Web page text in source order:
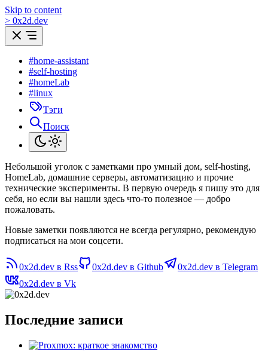
Skip to content
> 0x2d.dev
#home-assistant
#self-hosting
#homeLab
#linux
Тэги
Поиск
Небольшой уголок с заметками про умный дом, self-hosting,
HomeLab, домашние серверы, автоматизацию и прочие
технические эксперименты. В первую очередь я пишу это для
себя, но если вы нашли здесь что-то полезное — добро
пожаловать.
Новые заметки появляются не всегда регулярно, рекомендую
подписаться на мои соцсети.
0x2d.dev в Rss 0x2d.dev в Github
0x2d.dev в Telegram
0x2d.dev в Vk
Последние записи